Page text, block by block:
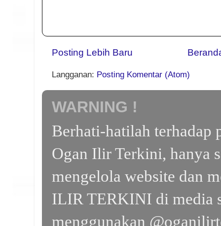
Posting Lebih Baru
Langganan: Posting Komentar (Atom)
WARNING !
Berhati-hatilah terhadap
Ogan Ilir Terkini, hanya
mengelola website dan
ILIR TERKINI di media
menggunakan